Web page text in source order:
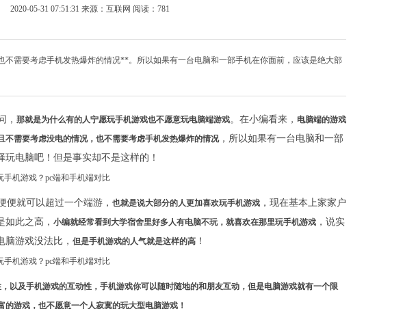
2020-05-31 07:51:31 来源：互联网 阅读：781
不需要考虑手机发热爆炸的情况**。所以如果有一台电脑和一部手机在你面前，应该是绝大部
， 那就是为什么有的人宁愿玩手机游戏也不愿意玩电脑端游戏。在小编看来， 电脑端的游戏
不需要考虑没电的情况，也不需要考虑手机发热爆炸的情况，所以如果有一台电脑和一部
电脑吧！但是事实却不是这样的！
便就可以超过一个端游， 也就是说大部分的人更加喜欢玩手机游戏 ，现在基本上家家户
如此之高， 小编就经常看到大学宿舍里好多人有电脑不玩，就喜欢在那里玩手机游戏 ，说实
游戏没法比， 但是手机游戏的人气就是这样的高 ！
以及手机游戏的互动性，手机游戏你可以随时随地的和朋友互动，但是电脑游戏就有一个限
游戏，也不愿意一个人寂寞的玩大型电脑游戏！